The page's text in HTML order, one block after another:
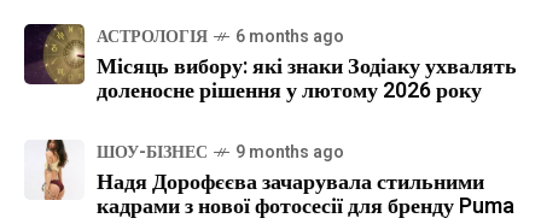
АСТРОЛОГІЯ 6 months ago
Місяць вибору: які знаки Зодіаку ухвалять
доленосне рішення у лютому 2026 року
ШОУ-БІЗНЕС 9 months ago
Надя Дорофєєва зачарувала стильними
кадрами з нової фотосесії для бренду Puma